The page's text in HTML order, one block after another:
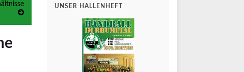
UNSER HALLENHEFT